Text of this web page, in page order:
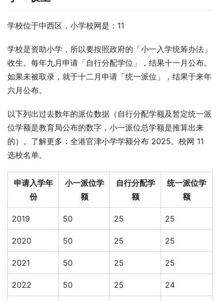
学校位于中西区，小学校网是：11
学校是资助小学，所以要按照政府的「小一入学统筹办法」
收生。每年九月申请「自行分配学位」，结果十一月公布。
如果未被取录，就于十二月申请「统一派位」，结果于来年
六月公布。
以下列出过去数年的派位数据（自行分配学额及暂定统一派
位学额是教育局公布的数字，小一派位总学额是推算出来
的）。了解更多：全港官津小学学额分布 2025。校网 11
选校名单。
申请入学年
份
小一派位学
额
自行分配学
额
统一派位学
额
2019 50 25 25
2020 50 25 25
2021 50 25 25
2022 50 25 24